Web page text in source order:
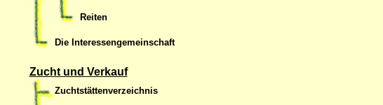
Reiten
Die Interessengemeinschaft
Zucht und Verkauf
Zuchtstättenverzeichnis